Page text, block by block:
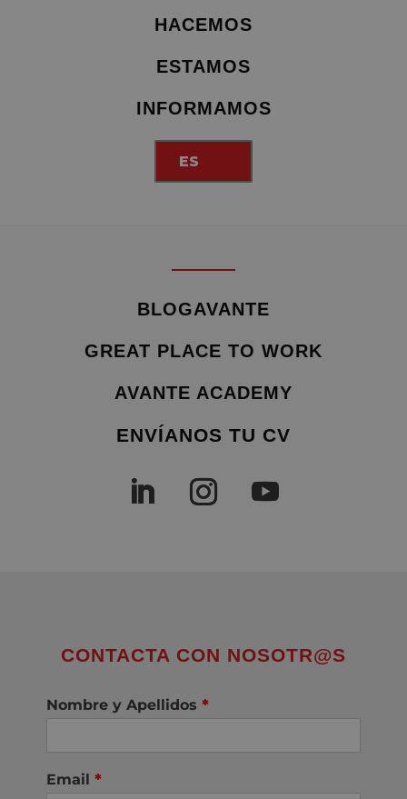
HACEMOS
ESTAMOS
INFORMAMOS
ES
BLOGAVANTE
GREAT PLACE TO WORK
AVANTE ACADEMY
ENVÍANOS TU CV
CONTACTA CON NOSOTR@S
Nombre y Apellidos *
Email *